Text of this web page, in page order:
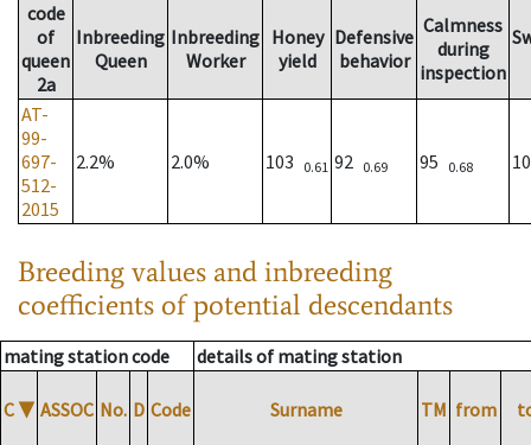
code
of
queen
2a
Inbreeding
Queen
Inbreeding
Worker
Honey
yield
Defensive
behavior
Calmness
during
inspection
AT-
99-
697-
512-
2015
2.2% 2.0% 103 0.61 92 0.69 95 0.68
Breeding values and inbreeding
coefficients of potential descendants
mating station code details of mating station
C ▼ ASSOC No. D Code Surname TM from